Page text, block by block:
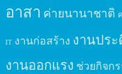
อาสา ค่ายนานาชาติ
IT งานก่อสร้าง งานปร
งานออกแรง ช่วยกิจก